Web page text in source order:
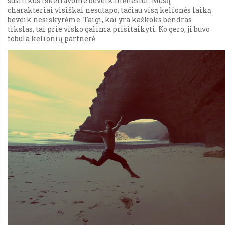
charakteriai visiškai nesutapo, tačiau visą kelionės laiką
beveik nesiskyrėme. Taigi, kai yra kažkoks bendras
tikslas, tai prie visko galima prisitaikyti. Ko gero, ji buvo
tobula kelionių partnerė.